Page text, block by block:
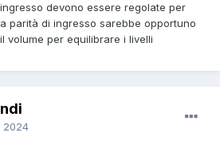
devono essere regolate per
parità di ingresso sarebbe opportuno
volume per equilibrare i livelli
2024